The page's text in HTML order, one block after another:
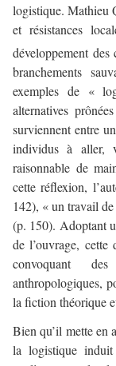
logistique. Mathieu
et résistances
développement
branchements
exemples de «
alternatives
surviennent entre
individus à aller,
raisonnable de
cette réflexion,
142), « un travail
(p. 150). Adoptant
de l’ouvrage,
convoquant
anthropologiques,
la fiction théorique
Bien qu’il mette en
la logistique